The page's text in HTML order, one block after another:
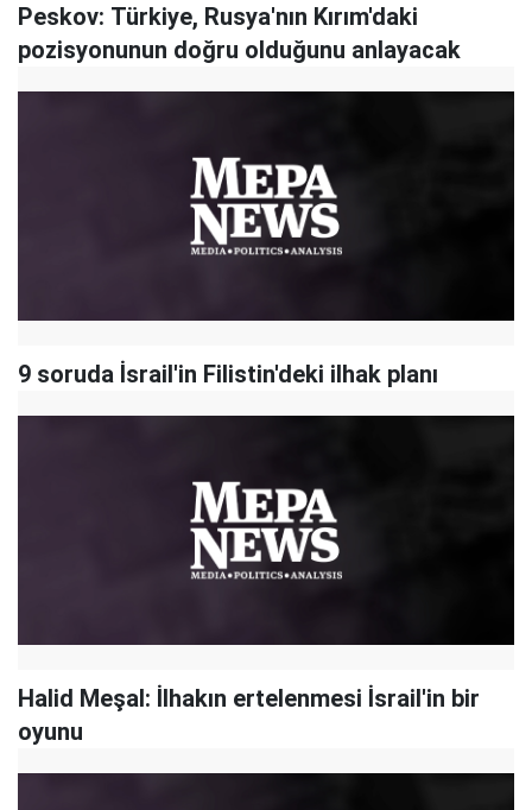
Peskov: Türkiye, Rusya'nın Kırım'daki
pozisyonunun doğru olduğunu anlayacak
9 soruda İsrail'in Filistin'deki ilhak planı
Halid Meşal: İlhakın ertelenmesi İsrail'in bir
oyunu